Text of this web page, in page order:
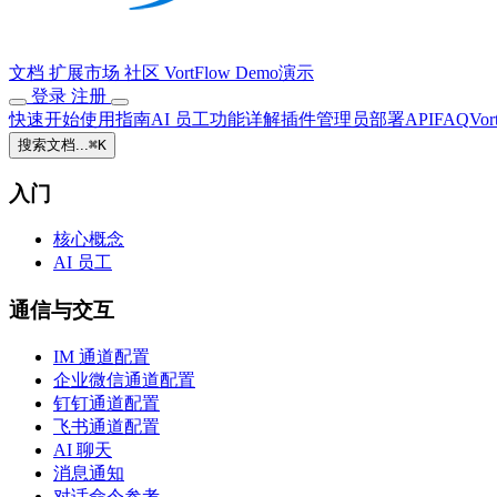
文档 扩展市场 社区 VortFlow Demo演示
登录 注册
快速开始使用指南AI 员工功能详解插件管理员部署APIFAQ
搜索文档...⌘K
入门
核心概念
AI 员工
通信与交互
IM 通道配置
企业微信通道配置
钉钉通道配置
飞书通道配置
AI 聊天
消息通知